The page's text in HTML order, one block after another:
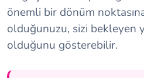
önemli bir dönüm
olduğunuzu, sizi bekleyen
olduğunu gösterebilir.